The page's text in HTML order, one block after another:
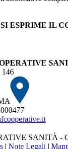
ESPRIME IL
146
SANITÀ -
| Note Legali |